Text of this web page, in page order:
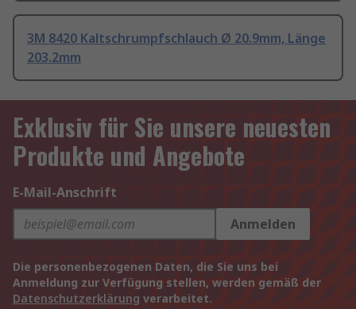
3M 8420 Kaltschrumpfschlauch Ø 20.9mm, Länge
203.2mm
Exklusiv für Sie unsere neuesten
Produkte und Angebote
E-Mail-Anschrift
Anmelden
Die personenbezogenen Daten, die Sie uns bei
Anmeldung zur Verfügung stellen, werden gemäß der
Datenschutzerklärung verarbeitet.